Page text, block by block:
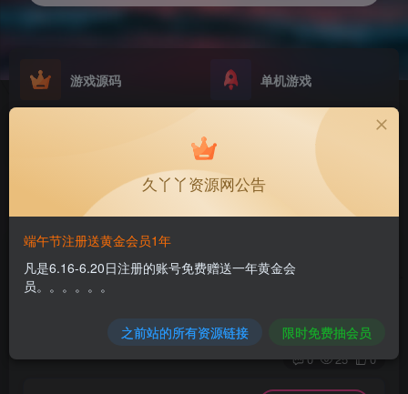
游戏源码 单机游戏
欢迎大家无偿赞助！
成吉思汗1网络游戏单机版免虚拟机一键启动+GM
工具
2个月前发布
关注 私信
0 25 0
久丫丫资源网公告
端午节注册送黄金会员1年
凡是6.16-6.20日注册的账号免费赠送一年黄金会
员。。。。。。
之前站的所有资源链接 限时免费抽会员